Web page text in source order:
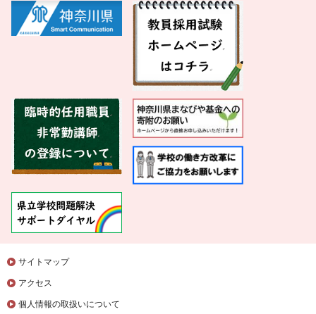
サイトマップ
アクセス
個人情報の取扱いについて